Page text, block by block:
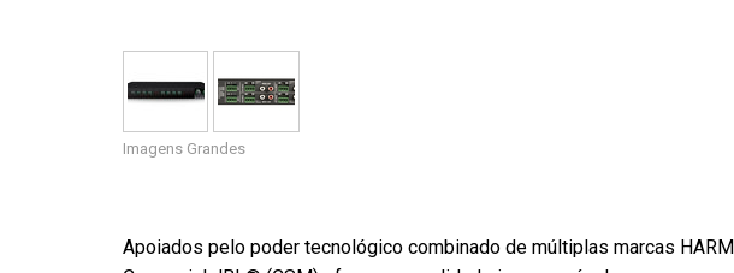
Imagens Grandes
Apoiados pelo poder tecnológico combinado de múltiplas marcas